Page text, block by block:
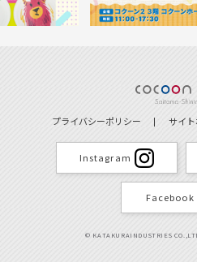
プライバシーポリシー サイ
Instagram
Facebook
© KATAKURAINDUSTRIES